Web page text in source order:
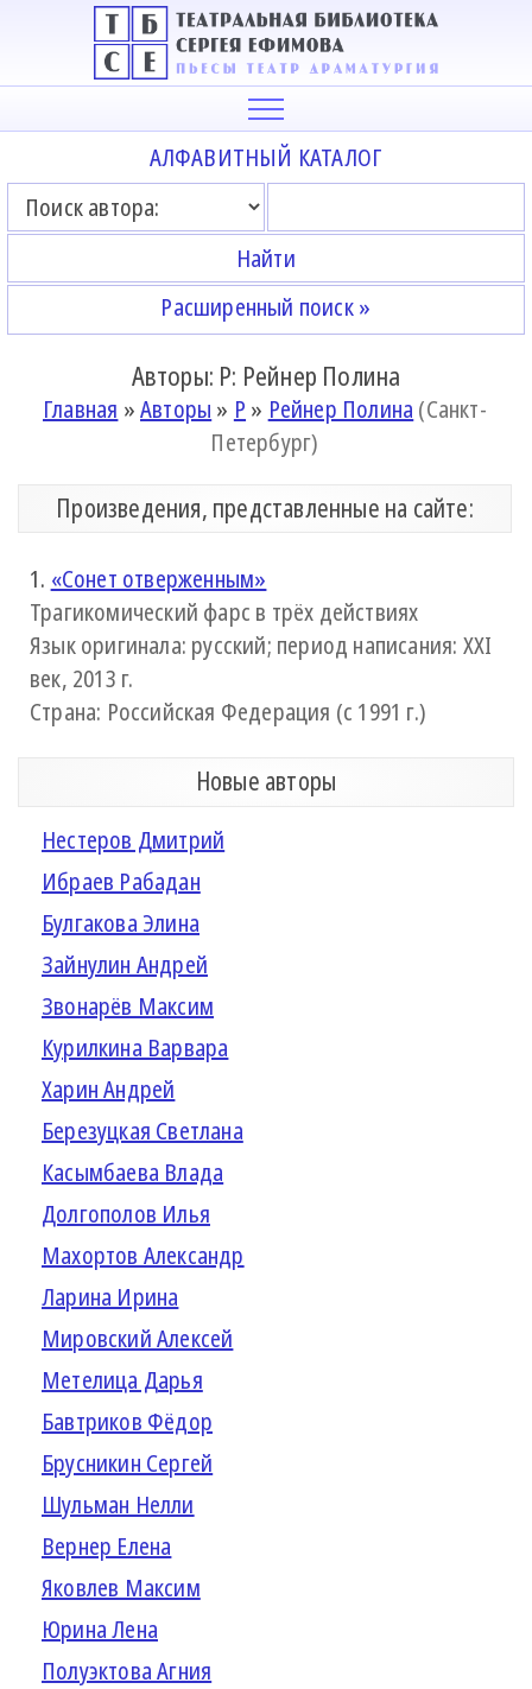
АЛФАВИТНЫЙ КАТАЛОГ
Расширенный поиск »
Авторы: Р: Рейнер Полина
Главная »Авторы » Р » Рейнер Полина (Санкт-
Петербург)
Произведения, представленные на сайте:
1. «Сонет отверженным»
Трагикомический фарс в трёх действиях
Язык оригинала: русский; период написания: XXI
век, 2013 г.
Страна: Российская Федерация (с 1991 г.)
Новые авторы
Нестеров Дмитрий
Ибраев Рабадан
Булгакова Элина
Зайнулин Андрей
Звонарёв Максим
Курилкина Варвара
Харин Андрей
Березуцкая Светлана
Касымбаева Влада
Долгополов Илья
Махортов Александр
Ларина Ирина
Мировский Алексей
Метелица Дарья
Бавтриков Фёдор
Брусникин Сергей
Шульман Нелли
Вернер Елена
Яковлев Максим
Юрина Лена
Полуэктова Агния